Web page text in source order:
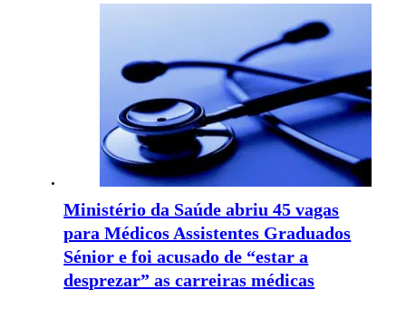
Ministério da Saúde abriu 45 vagas
para Médicos Assistentes Graduados
Sénior e foi acusado de “estar a
desprezar” as carreiras médicas